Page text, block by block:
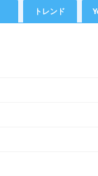
トレンド